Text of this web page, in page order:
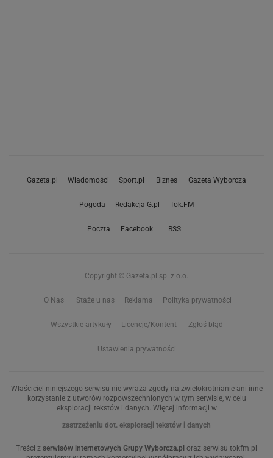
Gazeta.pl Wiadomości Sport.pl Biznes Gazeta Wyborcza
Pogoda Redakcja G.pl Tok.FM
Poczta Facebook RSS
Copyright © Gazeta.pl sp. z o.o.
O Nas Staże u nas Reklama Polityka prywatności
Wszystkie artykuły Licencje/Kontent Zgłoś błąd
Ustawienia prywatności
Właściciel niniejszego serwisu nie wyraża zgody na zwielokrotnianie ani inne
korzystanie z utworów rozpowszechnionych w tym serwisie, w celu
eksploracji tekstów i danych. Więcej informacji w
zastrzeżeniu dot. eksploracji tekstów i danych
Treści z serwisów internetowych Grupy Wyborcza.pl oraz serwisu tokfm.pl